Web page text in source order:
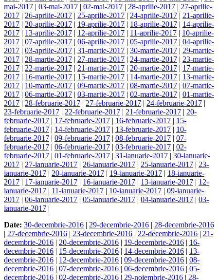
mai-2017 | 03-mai-2017 | 02-mai-2017 | 28-aprilie-2017 | 27-aprilie-
2017 | 26-aprilie-2017 | 25-aprilie-2017 | 24-aprilie-2017 | 21-aprilie-
2017 | 20-aprilie-2017 | 19-aprilie-2017 | 18-aprilie-2017 | 14-aprilie-
2017 | 13-aprilie-2017 | 12-aprilie-2017 | 11-aprilie-2017 | 10-aprilie-
2017 | 07-aprilie-2017 | 06-aprilie-2017 | 05-aprilie-2017 | 04-aprilie-
2017 | 03-aprilie-2017 | 31-martie-2017 | 30-martie-2017 | 29-martie-
2017 | 28-martie-2017 | 27-martie-2017 | 24-martie-2017 | 23-martie-
2017 | 22-martie-2017 | 21-martie-2017 | 20-martie-2017 | 17-martie-
2017 | 16-martie-2017 | 15-martie-2017 | 14-martie-2017 | 13-martie-
2017 | 10-martie-2017 | 09-martie-2017 | 08-martie-2017 | 07-martie-
2017 | 06-martie-2017 | 03-martie-2017 | 02-martie-2017 | 01-martie-
2017 | 28-februarie-2017 | 27-februarie-2017 | 24-februarie-2017 |
23-februarie-2017 | 22-februarie-2017 | 21-februarie-2017 | 20-
februarie-2017 | 17-februarie-2017 | 16-februarie-2017 | 15-
februarie-2017 | 14-februarie-2017 | 13-februarie-2017 | 10-
februarie-2017 | 09-februarie-2017 | 08-februarie-2017 | 07-
februarie-2017 | 06-februarie-2017 | 03-februarie-2017 | 02-
februarie-2017 | 01-februarie-2017 | 31-ianuarie-2017 | 30-ianuarie-
2017 | 27-ianuarie-2017 | 26-ianuarie-2017 | 25-ianuarie-2017 | 23-
ianuarie-2017 | 20-ianuarie-2017 | 19-ianuarie-2017 | 18-ianuarie-
2017 | 17-ianuarie-2017 | 16-ianuarie-2017 | 13-ianuarie-2017 | 12-
ianuarie-2017 | 11-ianuarie-2017 | 10-ianuarie-2017 | 09-ianuarie-
2017 | 06-ianuarie-2017 | 05-ianuarie-2017 | 04-ianuarie-2017 | 03-
ianuarie-2017 |
Date: 30-decembrie-2016 | 29-decembrie-2016 | 28-decembrie-2016
| 27-decembrie-2016 | 23-decembrie-2016 | 22-decembrie-2016 | 21-
decembrie-2016 | 20-decembrie-2016 | 19-decembrie-2016 | 16-
decembrie-2016 | 15-decembrie-2016 | 14-decembrie-2016 | 13-
decembrie-2016 | 12-decembrie-2016 | 09-decembrie-2016 | 08-
decembrie-2016 | 07-decembrie-2016 | 06-decembrie-2016 | 05-
decembrie-2016 | 02-decembrie-2016 | 29-noiembrie-2016 | 28-